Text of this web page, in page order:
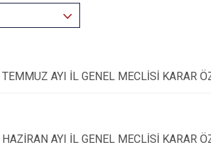
AYI İL GENEL MECLİSİ KARAR
AYI İL GENEL MECLİSİ KARAR